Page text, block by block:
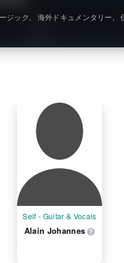
Self - Guitar & Vocals
Alain Johannes
ジック 海外ドキュメンタリー